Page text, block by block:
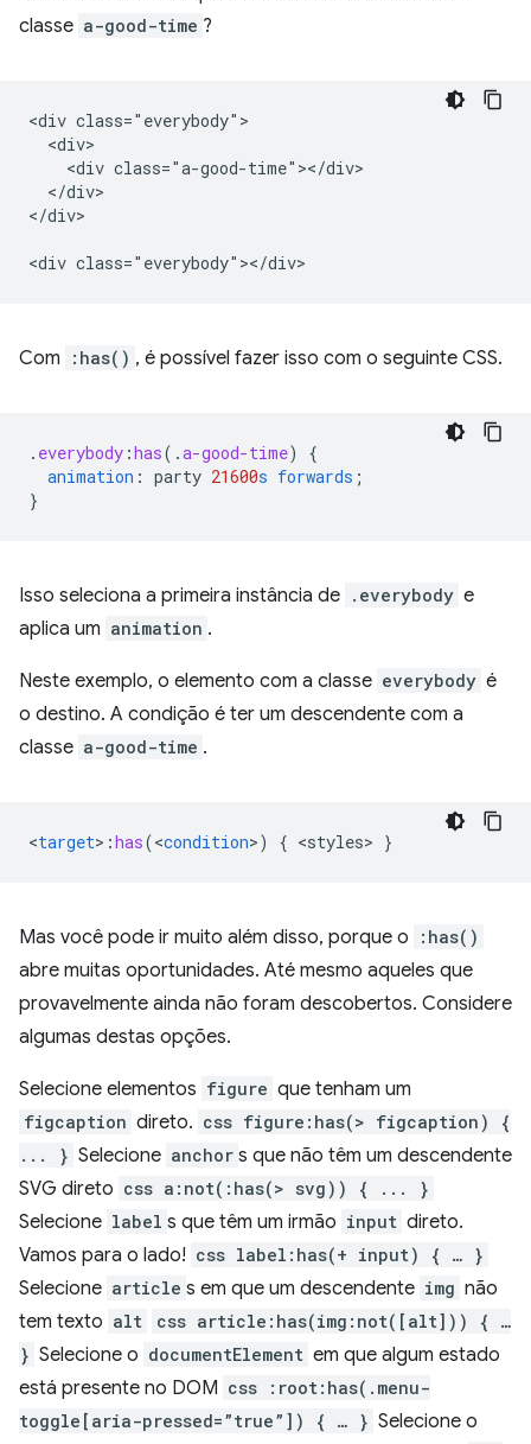
classe a-good-time ?
<div class="everybody">
  <div>
    <div class="a-good-time"></div>
  </div>
</div>
Com :has() , é possível fazer isso com o seguinte CSS.
. everybody :has( .a-good-time)
{
animation : party 21600s forwards ;
}
Isso seleciona a primeira instância de .everybody e
aplica um animation .
Neste exemplo, o elemento com a classe everybody é
o destino. A condição é ter um descendente com a
classe a-good-time .
<target> :has(<condition>) { <styles> }
Mas você pode ir muito além disso, porque o :has()
abre muitas oportunidades. Até mesmo aqueles que
provavelmente ainda não foram descobertos. Considere
algumas destas opções.
Selecione elementos figure que tenham um
figcaption direto. css figure:has(> figcaption) {
... } Selecione anchor s que não têm um descendente
SVG direto css a:not(:has(> svg)) { ... }
Selecione label s que têm um irmão input direto.
Vamos para o lado! css label:has(+ input) { … }
Selecione article s em que um descendente img não
tem texto alt
css article:has(img:not([alt])) { …
} Selecione o documentElement em que algum estado
está presente no DOM css :root:has(.menu-
toggle[aria-pressed=”true”]) { … } Selecione o